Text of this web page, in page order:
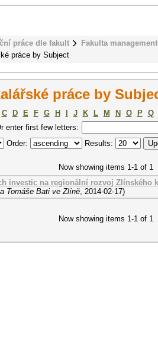
práce dle fakult
Fakulta
práce by Subject
práce by
C D E F G H J K L M N O P
Q
enter first few letters:
Order: Results:
Now showing items 1-1 of 1
investic na regionální rozvoj Zlínského
Tomáše Bati ve Zlíně, 2014-02-17)
Now showing items 1-1 of 1